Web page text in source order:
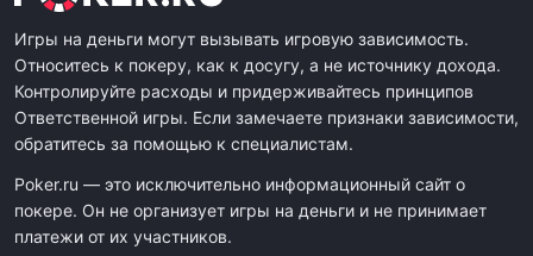
Игры на деньги могут вызывать игровую зависимость.
Относитесь к покеру, как к досугу, а не источнику дохода.
Контролируйте расходы и придерживайтесь принципов
Ответственной игры. Если замечаете признаки зависимости,
обратитесь за помощью к специалистам.
Poker.ru — это исключительно информационный сайт о
покере. Он не организует игры на деньги и не принимает
платежи от их участников.